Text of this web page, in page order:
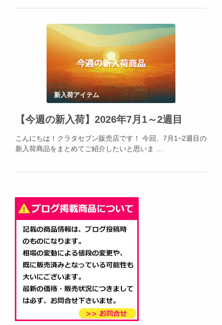
新入荷アイテム
【今週の新入荷】2026年7月1～2週目
こんにちは！クラタセブン販売店です！ 今回、7月1~2週目の
新入荷商品をまとめてご紹介したいと思いま …